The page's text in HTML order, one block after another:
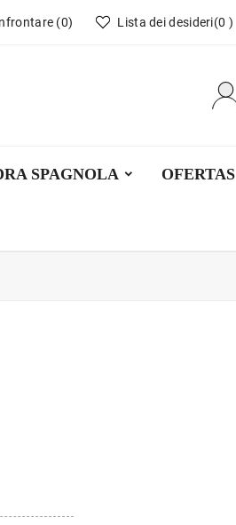
(0) Lista dei desideri(0 )
SPAGNOLA OFERTAS